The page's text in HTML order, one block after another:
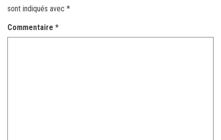
sont indiqués avec *
Commentaire *